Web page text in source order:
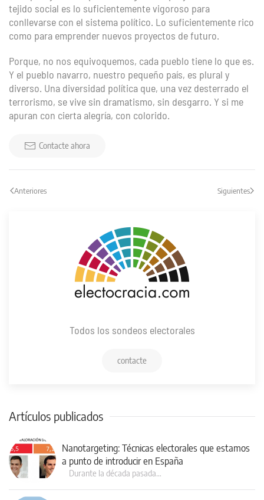
tejido social es lo suficientemente vigoroso para
conllevarse con el sistema político. Lo suficientemente rico
como para emprender nuevos proyectos de futuro.
Porque, no nos equivoquemos, cada pueblo tiene lo que es.
Y el pueblo navarro, nuestro pequeño país, es plural y
diverso. Una diversidad política que, una vez desterrado el
terrorismo, se vive sin dramatismo, sin desgarro. Y si me
apuran con cierta alegría, con colorido.
Contacte ahora
Anteriores Siguientes
Todos los sondeos electorales
contacte
Artículos publicados
Nanotargeting: Técnicas electorales que estamos
a punto de introducir en España
Durante la década pasada…